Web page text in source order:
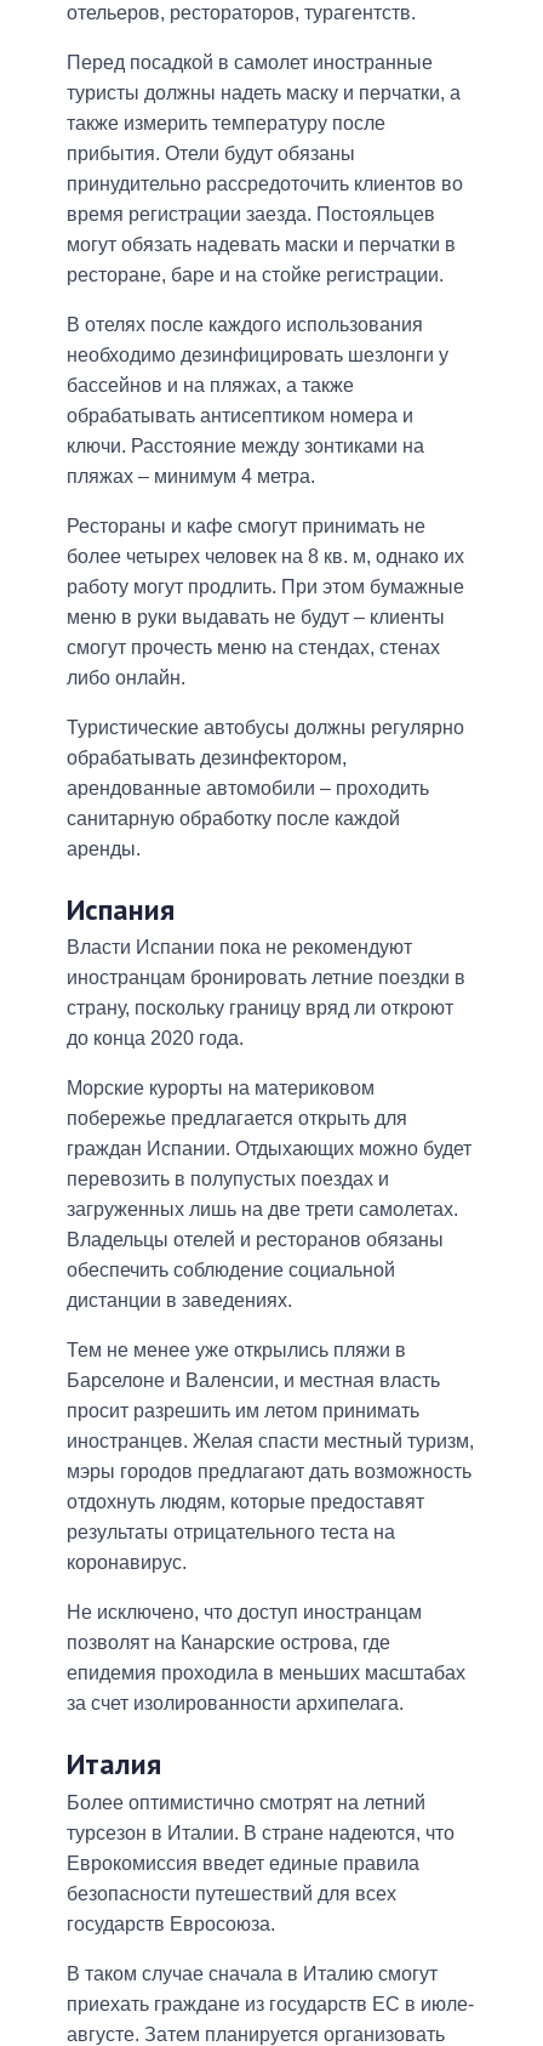
отельеров, рестораторов, турагентств.
Перед посадкой в самолет иностранные
туристы должны надеть маску и перчатки, а
также измерить температуру после
прибытия. Отели будут обязаны
принудительно рассредоточить клиентов во
время регистрации заезда. Постояльцев
могут обязать надевать маски и перчатки в
ресторане, баре и на стойке регистрации.
В отелях после каждого использования
необходимо дезинфицировать шезлонги у
бассейнов и на пляжах, а также
обрабатывать антисептиком номера и
ключи. Расстояние между зонтиками на
пляжах – минимум 4 метра.
Рестораны и кафе смогут принимать не
более четырех человек на 8 кв. м, однако их
работу могут продлить. При этом бумажные
меню в руки выдавать не будут – клиенты
смогут прочесть меню на стендах, стенах
либо онлайн.
Туристические автобусы должны регулярно
обрабатывать дезинфектором,
арендованные автомобили – проходить
санитарную обработку после каждой
аренды.
Испания
Власти Испании пока не рекомендуют
иностранцам бронировать летние поездки в
страну, поскольку границу вряд ли откроют
до конца 2020 года.
Морские курорты на материковом
побережье предлагается открыть для
граждан Испании. Отдыхающих можно будет
перевозить в полупустых поездах и
загруженных лишь на две трети самолетах.
Владельцы отелей и ресторанов обязаны
обеспечить соблюдение социальной
дистанции в заведениях.
Тем не менее уже открылись пляжи в
Барселоне и Валенсии, и местная власть
просит разрешить им летом принимать
иностранцев. Желая спасти местный туризм,
мэры городов предлагают дать возможность
отдохнуть людям, которые предоставят
результаты отрицательного теста на
коронавирус.
Не исключено, что доступ иностранцам
позволят на Канарские острова, где
епидемия проходила в меньших масштабах
за счет изолированности архипелага.
Италия
Более оптимистично смотрят на летний
турсезон в Италии. В стране надеются, что
Еврокомиссия введет единые правила
безопасности путешествий для всех
государств Евросоюза.
В таком случае сначала в Италию смогут
приехать граждане из государств ЕС в июле-
августе. Затем планируется организовать